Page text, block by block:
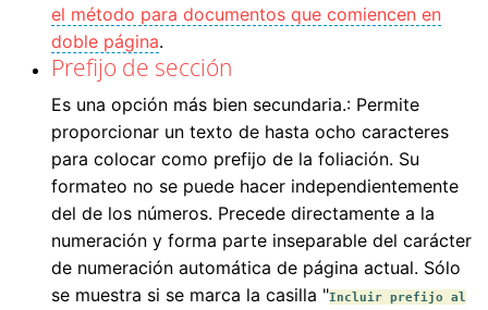
el método para documentos que comiencen en
doble página.
Prefijo de sección
Es una opción más bien secundaria.: Permite
proporcionar un texto de hasta ocho caracteres
para colocar como prefijo de la foliación. Su
formateo no se puede hacer independientemente
del de los números. Precede directamente a la
numeración y forma parte inseparable del carácter
de numeración automática de página actual. Sólo
se muestra si se marca la casilla "Incluir prefijo al